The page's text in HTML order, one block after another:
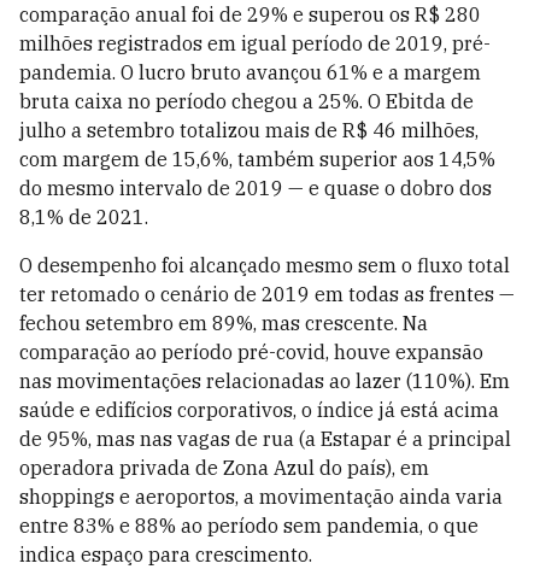
comparação anual foi de 29% e superou os R$ 280
milhões registrados em igual período de 2019, pré-
pandemia. O lucro bruto avançou 61% e a margem
bruta caixa no período chegou a 25%. O Ebitda de
julho a setembro totalizou mais de R$ 46 milhões,
com margem de 15,6%, também superior aos 14,5%
do mesmo intervalo de 2019 — e quase o dobro dos
8,1% de 2021.
O desempenho foi alcançado mesmo sem o fluxo total
ter retomado o cenário de 2019 em todas as frentes —
fechou setembro em 89%, mas crescente. Na
comparação ao período pré-covid, houve expansão
nas movimentações relacionadas ao lazer (110%). Em
saúde e edifícios corporativos, o índice já está acima
de 95%, mas nas vagas de rua (a Estapar é a principal
operadora privada de Zona Azul do país), em
shoppings e aeroportos, a movimentação ainda varia
entre 83% e 88% ao período sem pandemia, o que
indica espaço para crescimento.